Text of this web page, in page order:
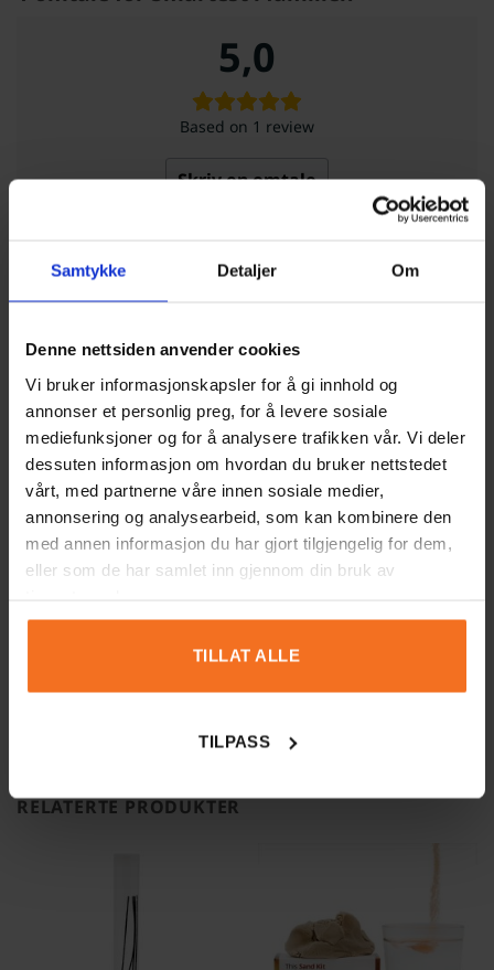
Samtykke Detaljer Om
Denne nettsiden anvender cookies
Vi bruker informasjonskapsler for å gi innhold og
annonser et personlig preg, for å levere sosiale
mediefunksjoner og for å analysere trafikken vår. Vi deler
dessuten informasjon om hvordan du bruker nettstedet
vårt, med partnerne våre innen sosiale medier,
annonsering og analysearbeid, som kan kombinere den
med annen informasjon du har gjort tilgjengelig for dem,
eller som de har samlet inn gjennom din bruk av
TILLAT ALLE
TILPASS
5,0
Based on 1 review
Skriv en omtale
2
1
0%
1-1 of 1 review
verifisert eier
RELATERTE PRODUKTER